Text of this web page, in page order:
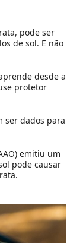
pode ser
de sol. E não
desde a
protetor
ser dados para
emitiu um
pode causar